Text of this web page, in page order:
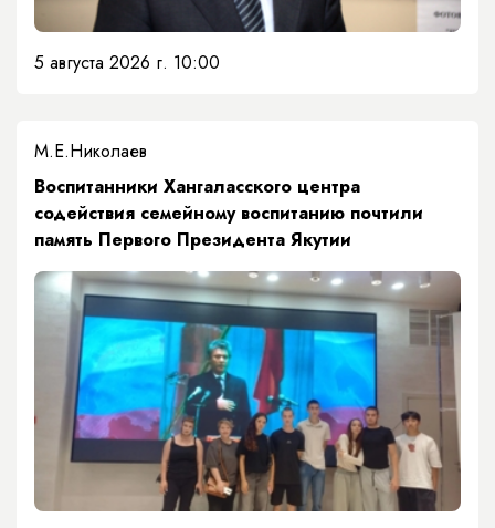
5 августа 2026 г. 10:00
М.Е.Николаев
​Воспитанники Хангаласского центра
содействия семейному воспитанию почтили
память Первого Президента Якутии